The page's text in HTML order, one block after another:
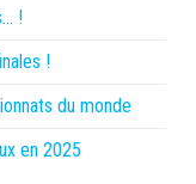
!
!
du monde
en 2025